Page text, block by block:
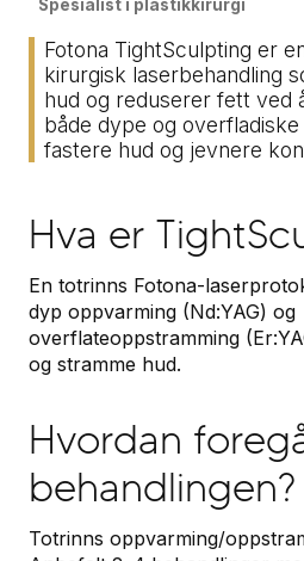
Spesialist i plastikkirurgi
Fotona TightSculpting er
kirurgisk laserbehandling
hud og reduserer fett ved
både dype og
fastere hud og jevnere
Hva er
En totrinns Fotona-
dyp oppvarming (Nd:YAG) og
overflateoppstramming
og stramme hud.
Hvordan
behandlingen?
Totrinns oppvarming/